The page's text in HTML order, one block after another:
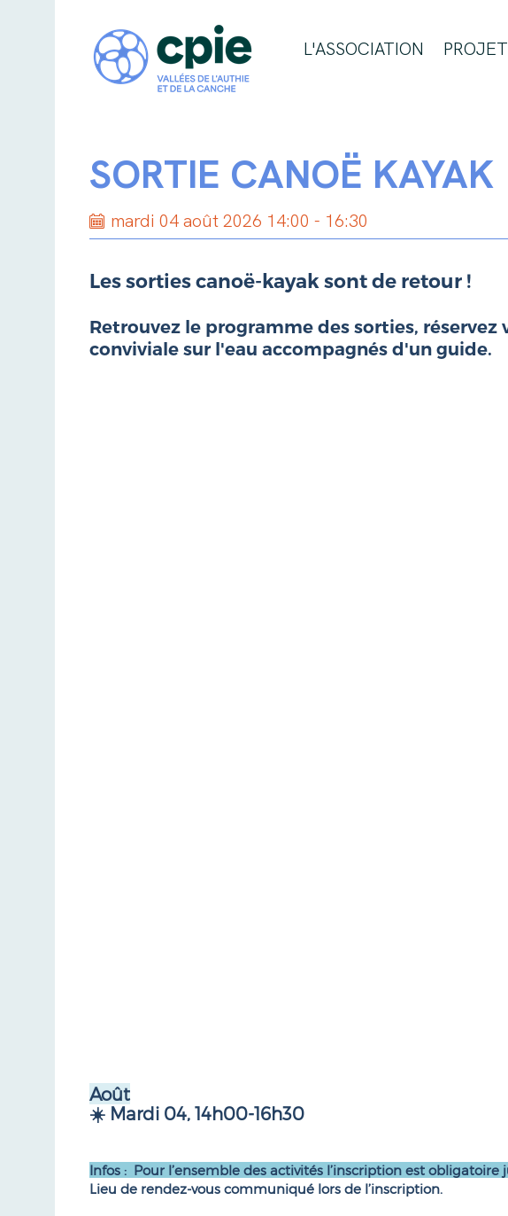
L'ASSOCIATION
SORTIE CANOË KAYAK
mardi 04 août 2026 14:00 - 16:30
Les sorties canoë-kayak sont de retour !
Retrouvez le programme des sorties,
conviviale sur l'eau accompagnés d'un guide.
Août
☀️ Mardi 04, 14h00-16h30
Infos : Pour l’ensemble des activités l’inscription est obligatoire
Lieu de rendez-vous communiqué lors de l’inscription.